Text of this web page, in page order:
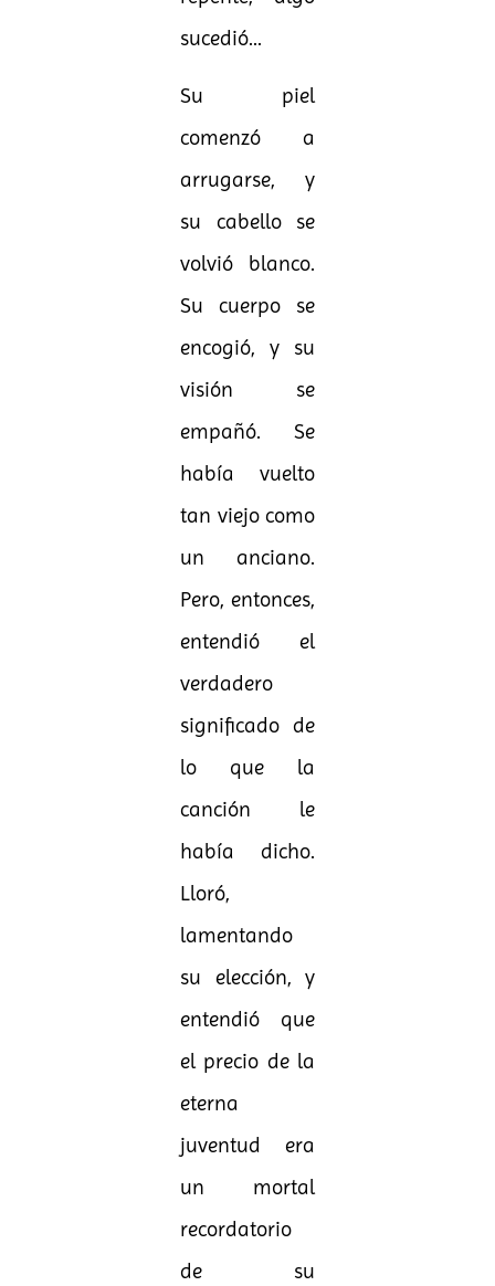
sucedió…
Su piel
comenzó a
arrugarse, y
su cabello se
volvió blanco.
Su cuerpo se
encogió, y su
visión se
empañó. Se
había vuelto
tan viejo como
un anciano.
Pero, entonces,
entendió el
verdadero
significado de
lo que la
canción le
había dicho.
Lloró,
lamentando
su elección, y
entendió que
el precio de la
eterna
juventud era
un mortal
recordatorio
de su